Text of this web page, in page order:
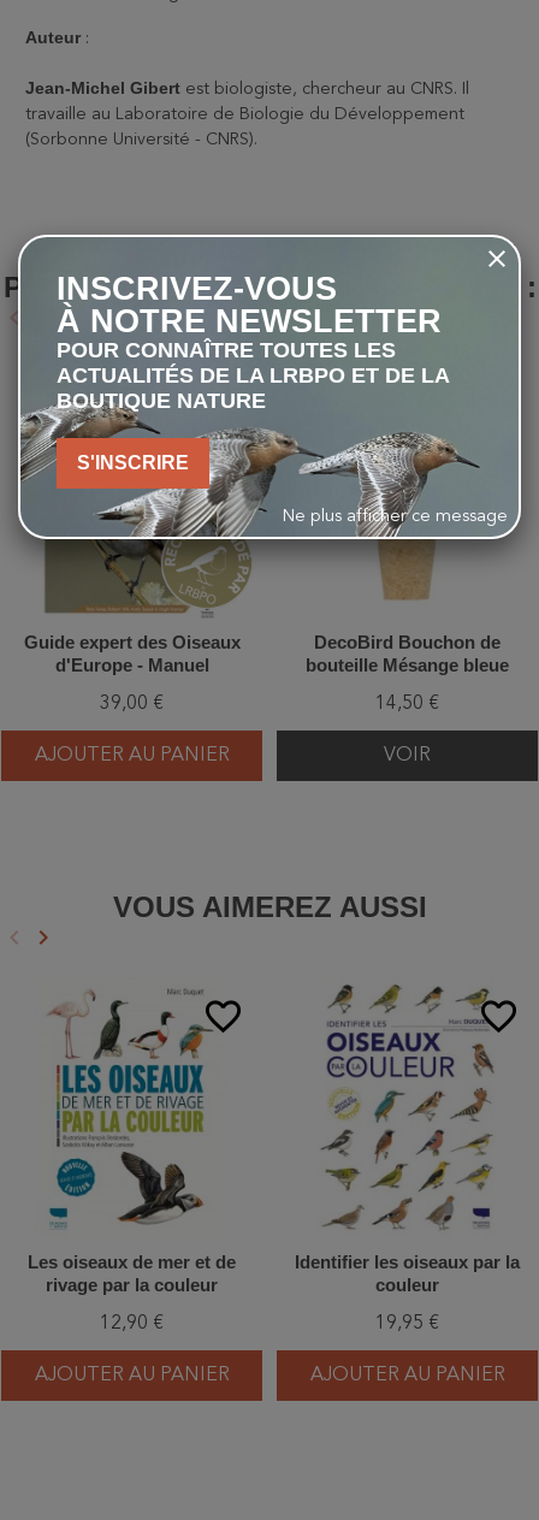
Auteur :
Jean-Michel Gibert est biologiste, chercheur au CNRS. Il
travaille au Laboratoire de Biologie du Développement
(Sorbonne Université - CNRS).
LES CLIENTS QUI ONT ACHETÉ CE
PRODUIT ONT ÉGALEMENT ACHETÉ :
Précédent
keyboard_arrow_left Suivant
favorite_border
Guide expert des Oiseaux
d'Europe - Manuel
Photographique
39,00 €
AJOUTER AU PANIER
DecoBird Bouchon de
bouteille Mésange bleue
14,50 €
VOIR
VOUS AIMEREZ AUSSI
Précédent
keyboard_arrow_left Suivant
keyboard_arrow_right
favorite_border
Les oiseaux de mer et de
rivage par la couleur
12,90 €
AJOUTER AU PANIER
favorite_border
Identifier les oiseaux par la
couleur
19,95 €
AJOUTER AU PANIER
INSCRIVEZ-VOUS
À NOTRE NEWSLETTER
POUR CONNAÎTRE TOUTES LES
ACTUALITÉS DE LA LRBPO ET DE LA
BOUTIQUE NATURE
S'INSCRIRE
Ne plus afficher ce message